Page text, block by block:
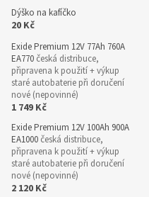
Dýško na kafíčko
20 Kč
Exide Premium 12V 77Ah 760A
EA770 česká distribuce,
připravena k použití + výkup
staré autobaterie při doručení
nové (nepovinné)
1 749 Kč
Exide Premium 12V 100Ah 900A
EA1000 česká distribuce,
připravena k použití + výkup
staré autobaterie při doručení
nové (nepovinné)
2 120 Kč